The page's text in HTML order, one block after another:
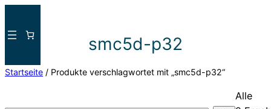
Inhalt
smc5d-p32
Startseite / Produkte verschlagwortet mit „smc5d-p32“
Alle